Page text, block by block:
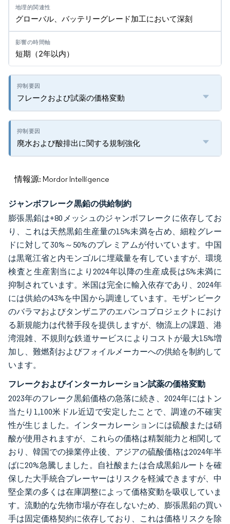
グローバル、バッテリーグレード加工において深刻
短期（2年以内）
フレークおよび試薬の価格変動
廃水および酸排出に関する規制強化
情報源: Mordor Intelligence
ジャンボフレーク黒鉛の供給制約
膨張黒鉛は+80メッシュのジャンボフレークに依存してお
り、これは天然黒鉛生産量の15%未満を占め、細粒グレー
ドに対して30%～50%のプレミアムが付いています。中国
は黒竜江省と内モンゴルに埋蔵量を有していますが、環境
検査と生産割当により2024年以降の生産成長は5%未満に
抑制されています。米国は完全に輸入依存であり、2024年
には供給の43%を中国から調達しています。モザンビーク
のバラマおよびタンザニアのエパンコプロジェクトにおけ
る新規能力は代替手段を提供しますが、物流上の課題、港
湾混雑、不規則な鉄道サービスによりコストが最大15%増
加し、難燃剤およびフォイルメーカーへの供給を制約して
います。
フレークおよびインターカレーション試薬の価格変動
2023年のフレーク黒鉛価格の急落に続き、2024年にはトン
当たり1,100米ドル近辺で安定したことで、調達の不確実
性が生じました。インターカレーションには硫酸または硝
酸が使用されますが、これらの価格は精製能力と相関して
おり、韓国での操業停止後、アジアの硫酸価格は2024年半
ばに20%急騰しました。自社酸または合成黒鉛ルートを確
保した大手統合プレーヤーはリスクを軽減できますが、中
堅企業の多くは在庫調整によって価格変動を吸収していま
す。流動的な先物市場が存在しないため、膨張黒鉛の買い
手は固定価格契約に依存しており、これは価格リスクを除